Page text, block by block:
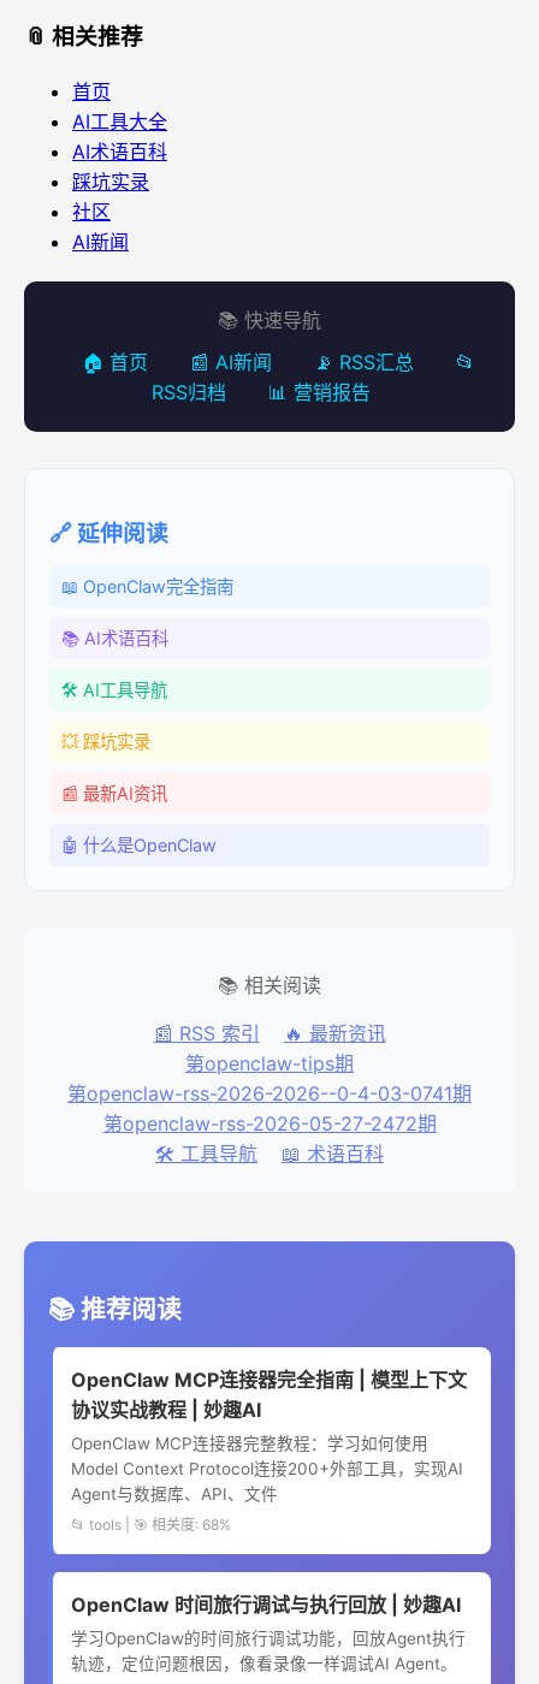
📎 相关推荐
首页
AI工具大全
AI术语百科
踩坑实录
社区
AI新闻
📚 快速导航
🏠 首页
📰 AI新闻 📡 RSS汇总
📂
RSS归档
📊 营销报告
🔗 延伸阅读
📖 OpenClaw完全指南
📚 AI术语百科
🛠️ AI工具导航
💥 踩坑实录
📰 最新AI资讯
🤖 什么是OpenClaw
📚 相关阅读
📰 RSS 索引
🔥 最新资讯
第openclaw-tips期
第openclaw-rss-2026-2026--0-4-03-0741期
第openclaw-rss-2026-05-27-2472期
🛠️ 工具导航
📖 术语百科
📚 推荐阅读
OpenClaw MCP连接器完全指南 | 模型上下文
协议实战教程 | 妙趣AI
OpenClaw MCP连接器完整教程：学习如何使用
Model Context Protocol连接200+外部工具，实现AI
Agent与数据库、API、文件
📂 tools | 🎯 相关度: 68%
OpenClaw 时间旅行调试与执行回放 | 妙趣AI
学习OpenClaw的时间旅行调试功能，回放Agent执行
轨迹，定位问题根因，像看录像一样调试AI Agent。